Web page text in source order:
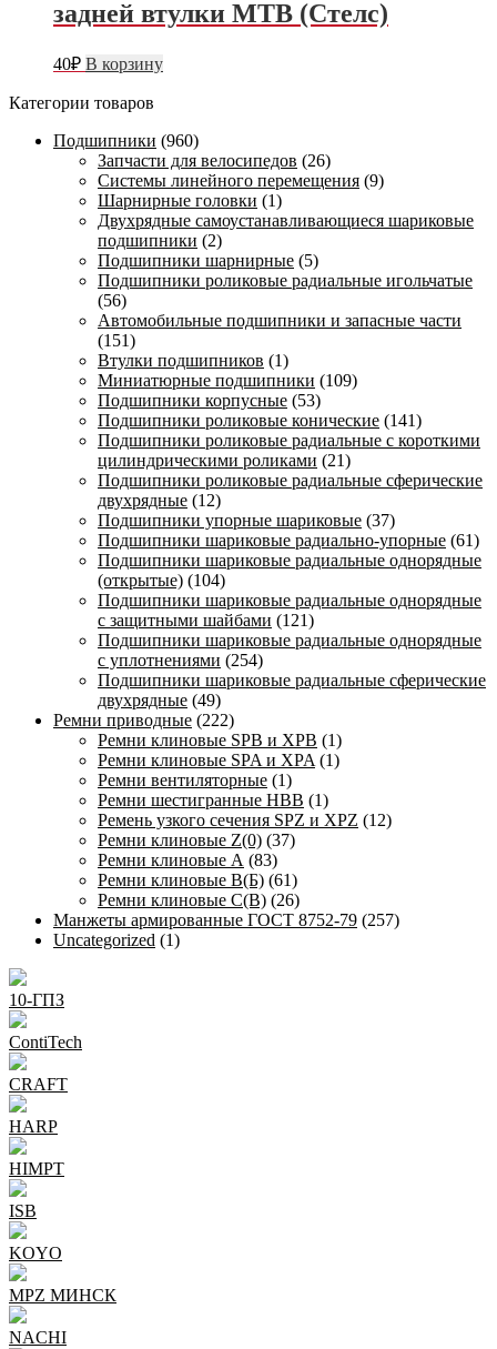
задней втулки МТВ (Стелс)
40₽ В корзину
Категории товаров
Подшипники (960)
Запчасти для велосипедов (26)
Системы линейного перемещения (9)
Шарнирные головки (1)
Двухрядные самоустанавливающиеся шариковые
подшипники (2)
Подшипники шарнирные (5)
Подшипники роликовые радиальные игольчатые
(56)
Автомобильные подшипники и запасные части
(151)
Втулки подшипников (1)
Миниатюрные подшипники (109)
Подшипники корпусные (53)
Подшипники роликовые конические (141)
Подшипники роликовые радиальные с короткими
цилиндрическими роликами (21)
Подшипники роликовые радиальные сферические
двухрядные (12)
Подшипники упорные шариковые (37)
Подшипники шариковые радиально-упорные (61)
Подшипники шариковые радиальные однорядные
(открытые) (104)
Подшипники шариковые радиальные однорядные
с защитными шайбами (121)
Подшипники шариковые радиальные однорядные
с уплотнениями (254)
Подшипники шариковые радиальные сферические
двухрядные (49)
Ремни приводные (222)
Ремни клиновые SPB и XPB (1)
Ремни клиновые SPA и XPA (1)
Ремни вентиляторные (1)
Ремни шестигранные HBB (1)
Ремень узкого сечения SPZ и XPZ (12)
Ремни клиновые Z(0) (37)
Ремни клиновые А (83)
Ремни клиновые В(Б) (61)
Ремни клиновые С(В) (26)
Манжеты армированные ГОСТ 8752-79 (257)
Uncategorized (1)
10-ГПЗ
ContiTech
CRAFT
HARP
HIMPT
ISB
KOYO
MPZ МИНСК
NACHI